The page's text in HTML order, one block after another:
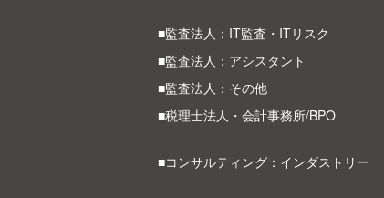
■監査法人：IT監査・ITリスク
■監査法人：アシスタント
■監査法人：その他
■税理士法人・会計事務所/BPO
■コンサルティング：インダストリー